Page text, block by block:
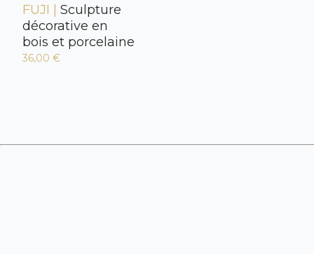
FUJI | Sculpture
décorative en
bois et porcelaine
36,00 €